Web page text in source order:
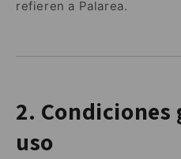
refieren a Palarea.
2. Condiciones
uso